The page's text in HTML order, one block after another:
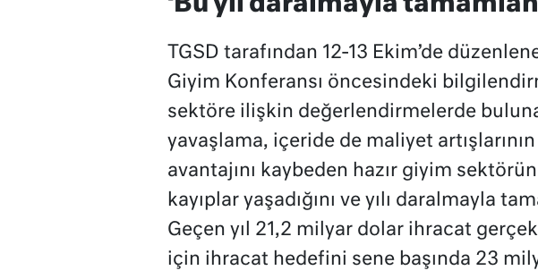
TGSD tarafından 12-13 Ekim’de
Giyim Konferansı öncesindeki
sektöre ilişkin değerlendirmelerde
yavaşlama, içeride de maliyet
avantajını kaybeden hazır giyim
kayıplar yaşadığını ve yılı daralmayla
Geçen yıl 21,2 milyar dolar ihracat
için ihracat hedefini sene başında 23